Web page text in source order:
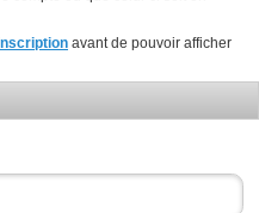
avant de pouvoir afficher